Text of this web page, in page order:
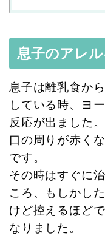
息子のアレ
息子は離乳食か
している時、ヨ
反応が出ました。
口の周りが赤く
です。
その時はすぐに
ころ、もしかし
けど控えるほど
なりました。